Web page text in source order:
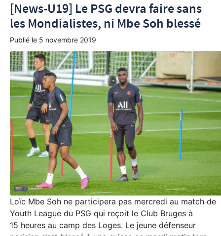
[News-U19] Le PSG devra faire sans
les Mondialistes, ni Mbe Soh blessé
Publié le 5 novembre 2019
Loïc Mbe Soh ne participera pas mercredi au match de
Youth League du PSG qui reçoit le Club Bruges à
15 heures au camp des Loges. Le jeune défenseur